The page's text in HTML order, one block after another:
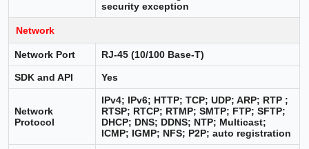
security exception
Network
Network Port RJ-45 (10/100 Base-T)
SDK and API Yes
Network
Protocol
IPv4; IPv6; HTTP; TCP; UDP; ARP; RTP ;
RTSP; RTCP; RTMP; SMTP; FTP; SFTP;
DHCP; DNS; DDNS; NTP; Multicast;
ICMP; IGMP; NFS; P2P; auto registration